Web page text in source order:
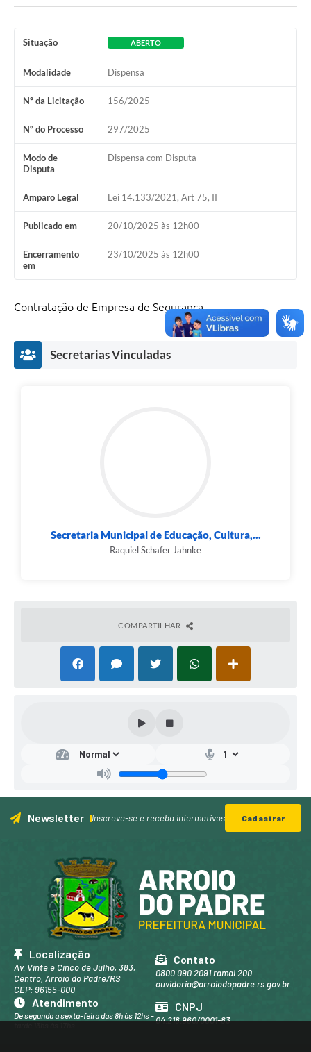
Situação ABERTO
Modalidade Dispensa
Nº da Licitação 156/2025
Nº do Processo 297/2025
Modo de
Disputa
Dispensa com Disputa
Amparo Legal Lei 14.133/2021, Art 75, II
Publicado em 20/10/2025 às 12h00
Encerramento
em
23/10/2025 às 12h00
Contratação de Empresa de Segurança
Secretarias Vinculadas
Secretaria Municipal de Educação, Cultura,...
Raquiel Schafer Jahnke
COMPARTILHAR
Newsletter Inscreva-se e receba informativos Cadastrar
Localização
Av. Vinte e Cinco de Julho, 383,
Centro, Arroio do Padre/RS
CEP: 96155-000
Contato
0800 090 2091 ramal 200
ouvidoria@arroiodopadre.rs.gov.br
Atendimento
De segunda a sexta-feira das 8h às 12hs -
CNPJ
04.218.960/0001-83